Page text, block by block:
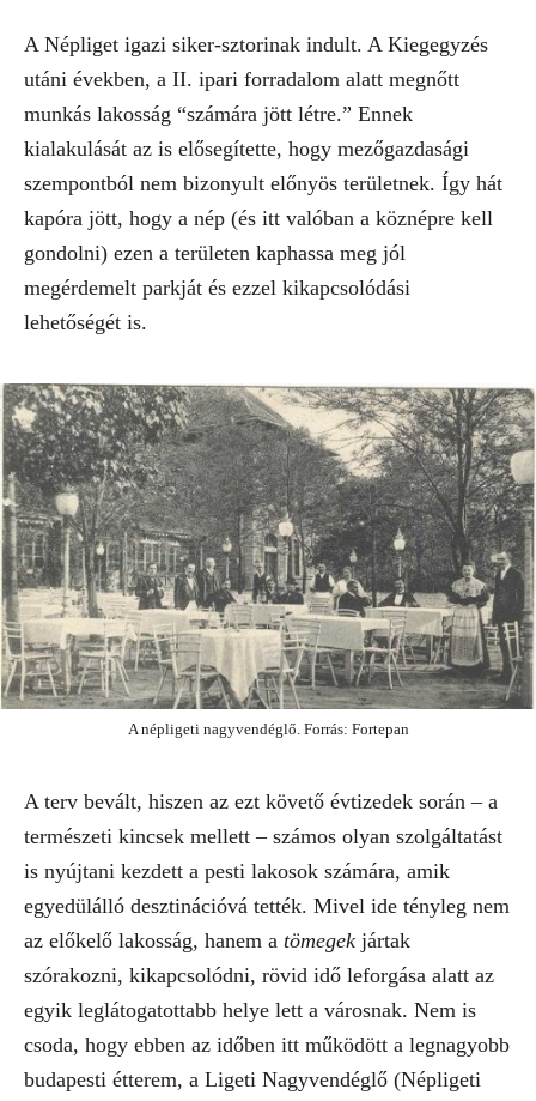
A Népliget igazi siker-sztorinak indult. A Kiegegyzés
utáni években, a II. ipari forradalom alatt megnőtt
munkás lakosság “számára jött létre.” Ennek
kialakulását az is elősegítette, hogy mezőgazdasági
szempontból nem bizonyult előnyös területnek. Így hát
kapóra jött, hogy a nép (és itt valóban a köznépre kell
gondolni) ezen a területen kaphassa meg jól
megérdemelt parkját és ezzel kikapcsolódási
lehetőségét is.
A népligeti nagyvendéglő. Forrás: Fortepan
A terv bevált, hiszen az ezt követő évtizedek során – a
természeti kincsek mellett – számos olyan szolgáltatást
is nyújtani kezdett a pesti lakosok számára, amik
egyedülálló desztinációvá tették. Mivel ide tényleg nem
az előkelő lakosság, hanem a tömegek jártak
szórakozni, kikapcsolódni, rövid idő leforgása alatt az
egyik leglátogatottabb helye lett a városnak. Nem is
csoda, hogy ebben az időben itt működött a legnagyobb
budapesti étterem, a Ligeti Nagyvendéglő (Népligeti